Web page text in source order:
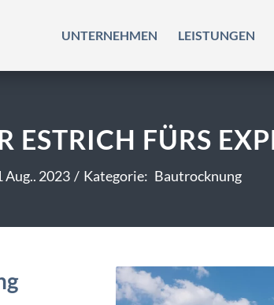
UNTERNEHMEN LEISTUNGEN
ESTRICH FÜRS
Aug.. 2023 / Kategorie: Bautrocknung